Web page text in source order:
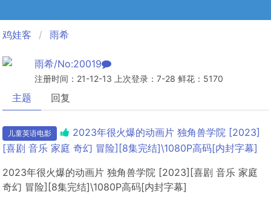
鸡娃客 雨希
雨希/No:20019
注册时间：21-12-13 上次登录：7-28 鲜花：5170
主题 回复
儿童英语电影
2023年很火爆的动画片 独角兽学院 [2023]
[喜剧 音乐 家庭 奇幻 冒险][8集完结]\1080P高码[内封字幕]
2023年很火爆的动画片 独角兽学院 [2023][喜剧 音乐 家庭
奇幻 冒险][8集完结]\1080P高码[内封字幕]